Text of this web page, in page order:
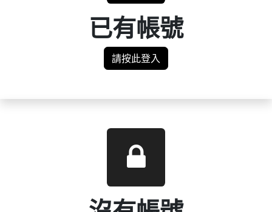
已有帳號
請按此登入